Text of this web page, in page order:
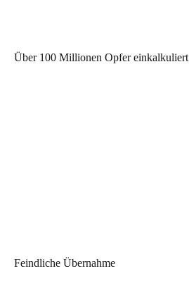
Über 100 Millionen Opfer einkalkuliert
Feindliche Übernahme